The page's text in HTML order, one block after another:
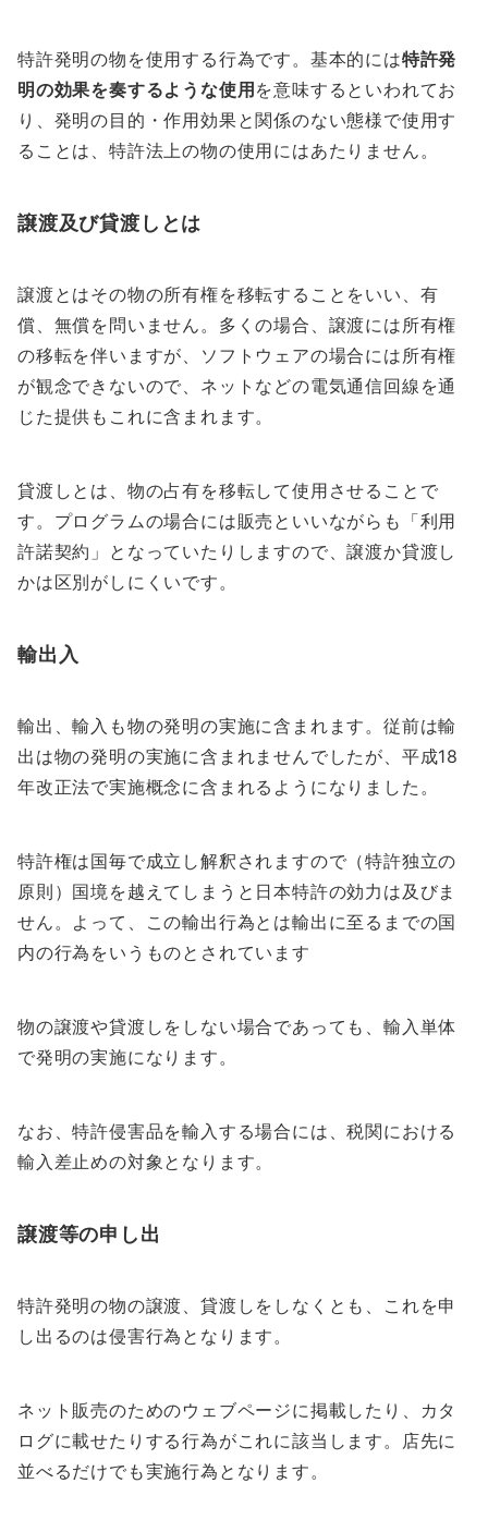
特許発明の物を使用する行為です。基本的には特許発
明の効果を奏するような使用を意味するといわれてお
り、発明の目的・作用効果と関係のない態様で使用す
ることは、特許法上の物の使用にはあたりません。
譲渡及び貸渡しとは
譲渡とはその物の所有権を移転することをいい、有
償、無償を問いません。多くの場合、譲渡には所有権
の移転を伴いますが、ソフトウェアの場合には所有権
が観念できないので、ネットなどの電気通信回線を通
じた提供もこれに含まれます。
貸渡しとは、物の占有を移転して使用させることで
す。プログラムの場合には販売といいながらも「利用
許諾契約」となっていたりしますので、譲渡か貸渡し
かは区別がしにくいです。
輸出入
輸出、輸入も物の発明の実施に含まれます。従前は輸
出は物の発明の実施に含まれませんでしたが、平成18
年改正法で実施概念に含まれるようになりました。
特許権は国毎で成立し解釈されますので（特許独立の
原則）国境を越えてしまうと日本特許の効力は及びま
せん。よって、この輸出行為とは輸出に至るまでの国
内の行為をいうものとされています
物の譲渡や貸渡しをしない場合であっても、輸入単体
で発明の実施になります。
なお、特許侵害品を輸入する場合には、税関における
輸入差止めの対象となります。
譲渡等の申し出
特許発明の物の譲渡、貸渡しをしなくとも、これを申
し出るのは侵害行為となります。
ネット販売のためのウェブページに掲載したり、カタ
ログに載せたりする行為がこれに該当します。店先に
並べるだけでも実施行為となります。